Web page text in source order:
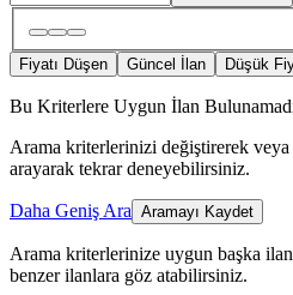
Fiyatı Düşen Güncel İlan Düşük
Bu Kriterlere Uygun İlan
Arama kriterlerinizi değiştirerek
arayarak tekrar deneyebilirsiniz.
Daha Geniş Ara Aramayı Kaydet
Arama kriterlerinize uygun başka
benzer ilanlara göz atabilirsiniz.